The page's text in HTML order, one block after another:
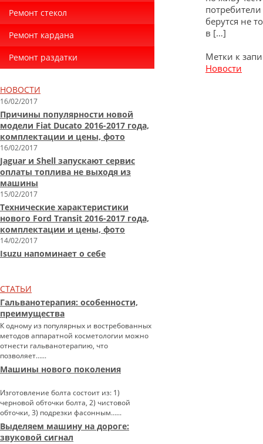
Ремонт стекол
Ремонт кардана
Ремонт раздатки
НОВОСТИ
16/02/2017
Причины популярности новой
модели Fiat Ducato 2016-2017 года,
комплектации и цены, фото
16/02/2017
Jaguar и Shell запускают сервис
оплаты топлива не выходя из
машины
15/02/2017
Технические характеристики
нового Ford Transit 2016-2017 года,
комплектации и цены, фото
14/02/2017
Isuzu напоминает о себе
СТАТЬИ
Гальванотерапия: особенности,
преимущества
К одному из популярных и востребованных
методов аппаратной косметологии можно
отнести гальванотерапию, что
позволяет…...
Машины нового поколения
Изготовление болта состоит из: 1)
черновой обточки болта, 2) чистовой
обточки, 3) подрезки фасонным…...
Выделяем машину на дороге:
звуковой сигнал
берутся не
в […]
Метки к
Новости